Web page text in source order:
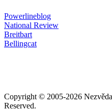
Powerlineblog
National Review
Breitbart
Bellingcat
Copyright © 2005-2026
Reserved.